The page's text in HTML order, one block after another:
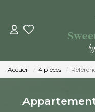
Accueil 4 pièces